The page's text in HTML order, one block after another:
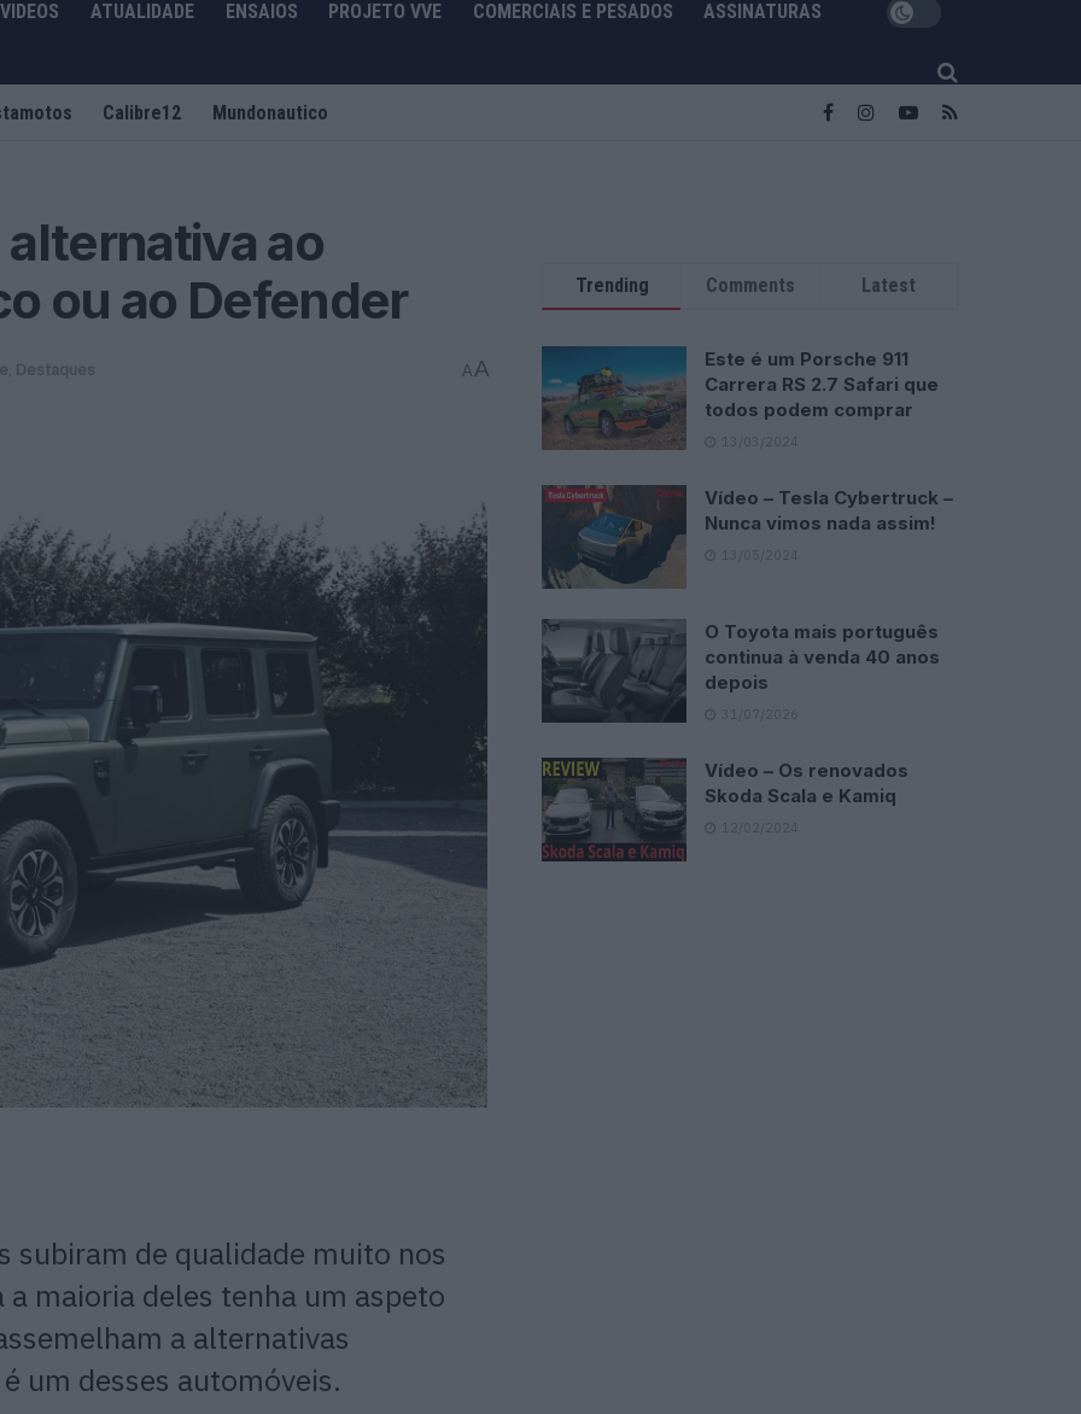
VIDEOS ATUALIDADE ENSAIOS PROJETO VVE COMERCIAIS E PESADOS ASSINATURAS
Calibre12 Mundonautico
alternativa ao
ou ao Defender
Destaques AA
subiram de qualidade muito nos
maioria deles tenha um aspeto
a alternativas
um desses automóveis.
Trending Comments Latest
Este é um Porsche 911
Carrera RS 2.7 Safari que
todos podem comprar
13/03/2024
Vídeo – Tesla Cybertruck –
Nunca vimos nada assim!
13/05/2024
O Toyota mais português
continua à venda 40 anos
depois
31/07/2026
Vídeo – Os renovados
Skoda Scala e Kamiq
12/02/2024